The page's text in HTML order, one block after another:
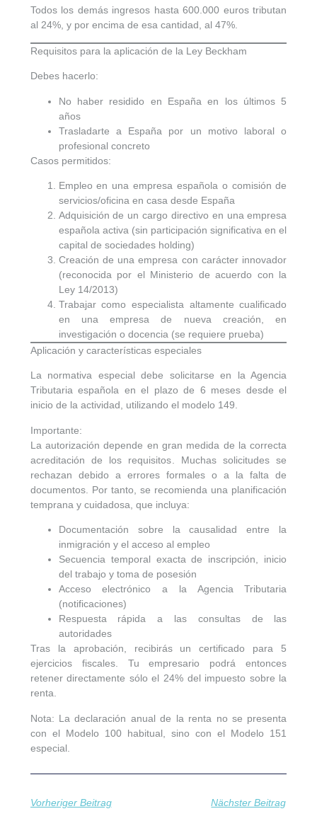
Todos los demás ingresos hasta 600.000 euros tributan
al 24%, y por encima de esa cantidad, al 47%.
Requisitos para la aplicación de la Ley Beckham
Debes hacerlo:
No haber residido en España en los últimos 5
años
Trasladarte a España por un motivo laboral o
profesional concreto
Casos permitidos:
Empleo en una empresa española o comisión de
servicios/oficina en casa desde España
Adquisición de un cargo directivo en una empresa
española activa (sin participación significativa en el
capital de sociedades holding)
Creación de una empresa con carácter innovador
(reconocida por el Ministerio de acuerdo con la
Ley 14/2013)
Trabajar como especialista altamente cualificado
en una empresa de nueva creación, en
investigación o docencia (se requiere prueba)
Aplicación y características especiales
La normativa especial debe solicitarse en la Agencia
Tributaria española en el plazo de 6 meses desde el
inicio de la actividad, utilizando el modelo 149.
Importante:
La autorización depende en gran medida de lacorrecta
acreditación de los requisitos . Muchas solicitudes se
rechazan debido a errores formales o a la falta de
documentos. Por tanto, se recomienda una planificación
temprana y cuidadosa, que incluya:
Documentación sobre lacausalidad entre la
inmigración y el acceso al empleo
Secuencia temporal exacta de inscripción, inicio
del trabajo y toma de posesión
Acceso electrónico a la Agencia Tributaria
(notificaciones)
Respuesta rápida a las consultas de las
autoridades
Tras la aprobación, recibirás un certificado para 5
ejercicios fiscales. Tu empresario podrá entonces
retenerdirectamente sóloel 24% del impuesto sobre la
renta.
Nota: La declaración anual de la renta no se presenta
con el Modelo 100habitual, sino con el Modelo 151
especial.
Vorheriger Beitrag Nächster Beitrag